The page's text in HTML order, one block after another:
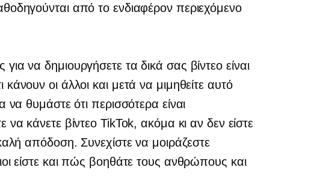
από το ενδιαφέρον περιεχόμενο
να δημιουργήσετε τα δικά σας βίντεο είναι
οι άλλοι και μετά να μιμηθείτε αυτό
να θυμάστε ότι περισσότερα είναι
να κάνετε βίντεο TikTok, ακόμα κι αν δεν είστε
απόδοση. Συνεχίστε να μοιράζεστε
είστε και πώς βοηθάτε τους ανθρώπους και